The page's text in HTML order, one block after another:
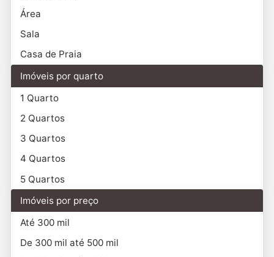
Área
Sala
Casa de Praia
Imóveis por quarto
1 Quarto
2 Quartos
3 Quartos
4 Quartos
5 Quartos
Imóveis por preço
Até 300 mil
De 300 mil até 500 mil